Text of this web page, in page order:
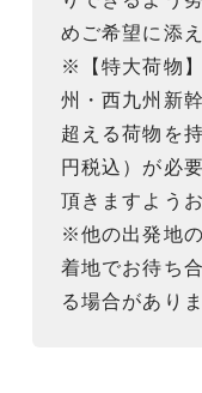
めご希望に添
※【特大荷物
州・西九州新
超える荷物を
円税込）が必
頂きますよう
※他の出発地
着地でお待ち
る場合がありま